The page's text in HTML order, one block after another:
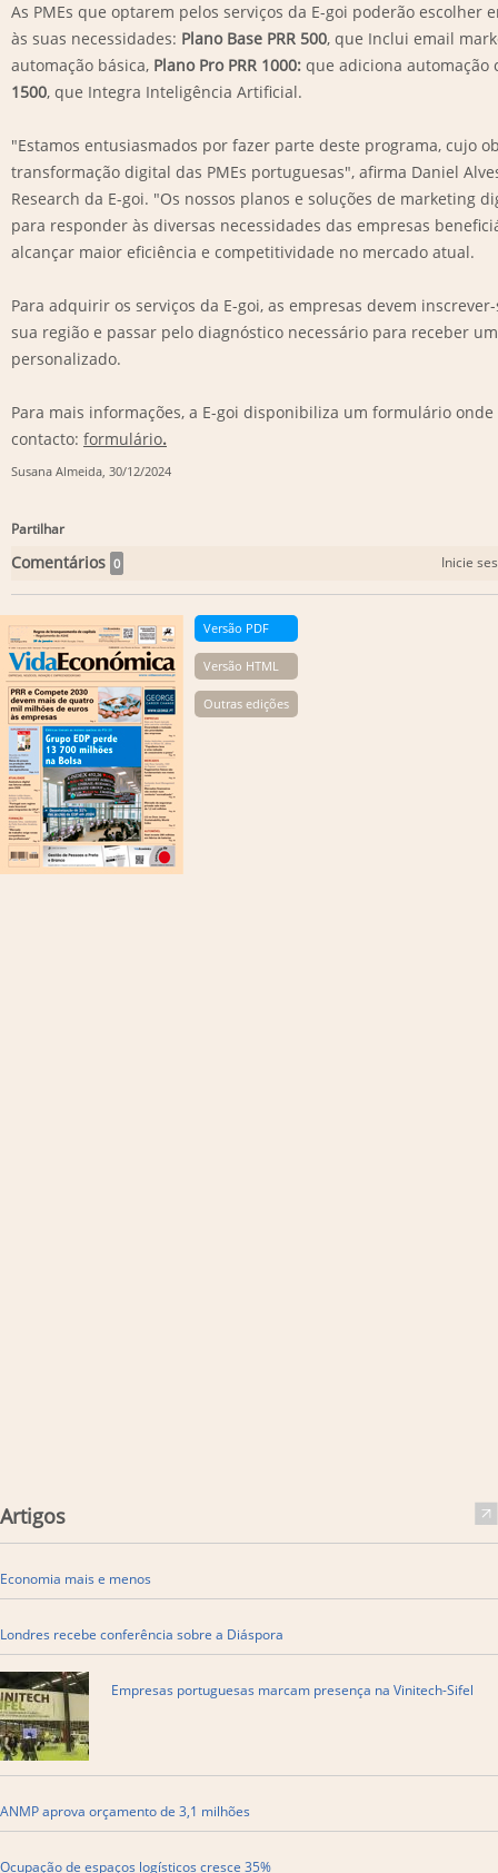
As PMEs que optarem pelos serviços da E-goi poderão escolher
às suas necessidades: Plano Base PRR 500, que Inclui email
automação básica, Plano Pro PRR 1000: que adiciona automação
1500, que Integra Inteligência Artificial.
"Estamos entusiasmados por fazer parte deste programa, cujo
transformação digital das PMEs portuguesas", afirma Daniel
Research da E-goi. "Os nossos planos e soluções de marketing
para responder às diversas necessidades das empresas
alcançar maior eficiência e competitividade no mercado atual.
Para adquirir os serviços da E-goi, as empresas devem
sua região e passar pelo diagnóstico necessário para receber
personalizado.
Para mais informações, a E-goi disponibiliza um formulário
contacto: formulário.
Susana Almeida, 30/12/2024
Partilhar
Comentários 0 Inicie
Versão PDF
Versão HTML
Outras edições
Artigos
Economia mais e menos
Londres recebe conferência sobre a Diáspora
Empresas portuguesas marcam presença na Vinitech-Sifel
ANMP aprova orçamento de 3,1 milhões
Ocupação de espaços logísticos cresce 35%